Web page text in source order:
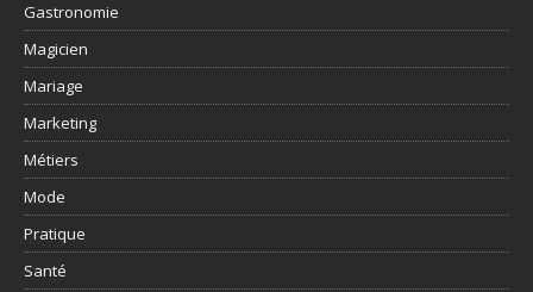
Gastronomie
Magicien
Mariage
Marketing
Métiers
Mode
Pratique
Santé